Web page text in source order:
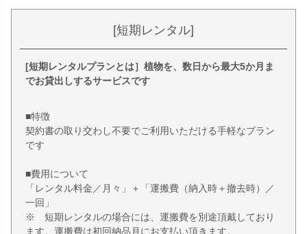
[短期レンタル]
[短期レンタルプランとは］植物を、数日から最大5か月ま
でお貸出しするサービスです
■特徴
契約書の取り交わし不要でご利用いただける手軽なプラン
です
■費用について
「レンタル料金／月々」＋「運搬費（納入時＋撤去時）／
一回」
※ 短期レンタルの場合には、運搬費を別途頂戴しており
ます。運搬費は初回納品月にお支払い頂きます。